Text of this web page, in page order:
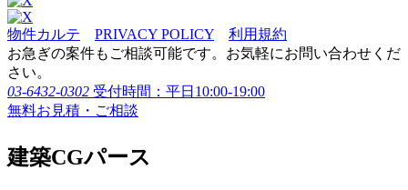
物件カルテ PRIVACY POLICY
利用規約
お急ぎの案件もご相談可能です。お気軽にお問い合わせくだ
さい。
03-6432-0302 受付時間：平日10:00-19:00
無料お見積・ご相談
建築CGパース